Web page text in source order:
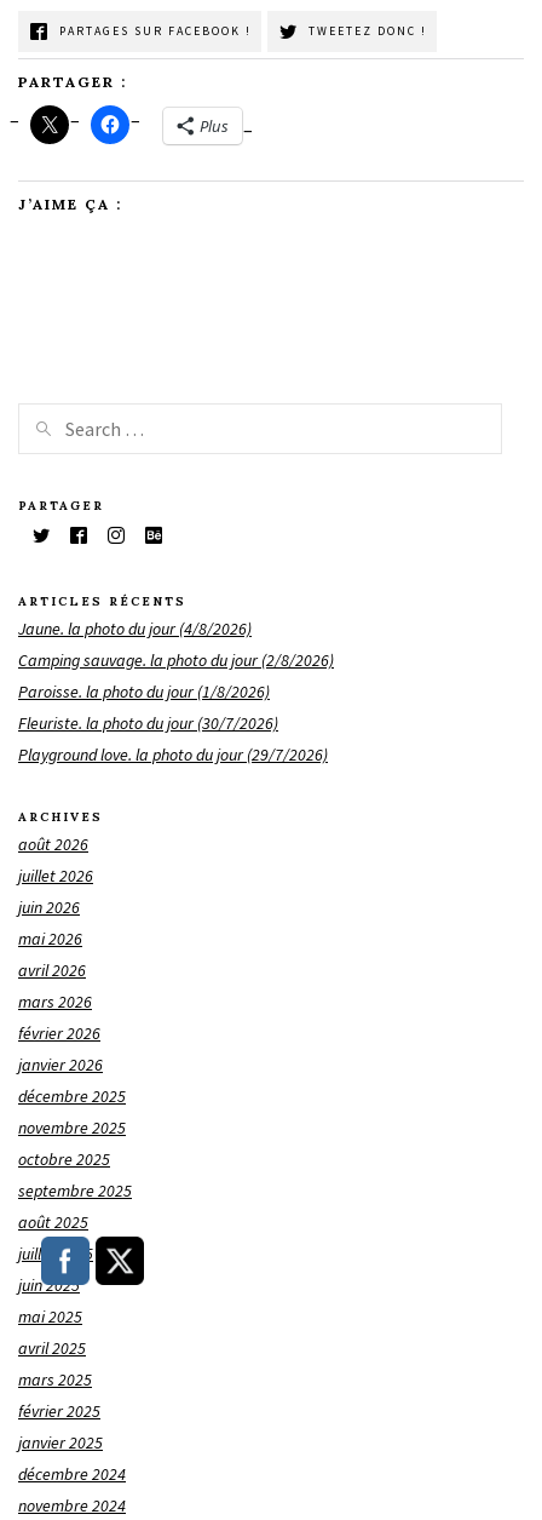
PARTAGES SUR FACEBOOK ! TWEETEZ DONC !
PARTAGER :
Plus
J’AIME ÇA :
PARTAGER
ARTICLES RÉCENTS
Jaune. la photo du jour (4/8/2026)
Camping sauvage. la photo du jour (2/8/2026)
Paroisse. la photo du jour (1/8/2026)
Fleuriste. la photo du jour (30/7/2026)
Playground love. la photo du jour (29/7/2026)
ARCHIVES
août 2026
juillet 2026
juin 2026
mai 2026
avril 2026
mars 2026
février 2026
janvier 2026
décembre 2025
novembre 2025
octobre 2025
septembre 2025
août 2025
juillet 2025
juin 2025
mai 2025
avril 2025
mars 2025
février 2025
janvier 2025
décembre 2024
novembre 2024